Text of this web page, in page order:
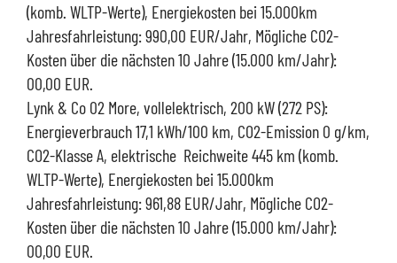
(komb. WLTP-Werte), Energiekosten bei 15.000km
Jahresfahrleistung: 990,00 EUR/Jahr, Mögliche CO2-
Kosten über die nächsten 10 Jahre (15.000 km/Jahr):
00,00 EUR.
Lynk & Co 02 More, vollelektrisch, 200 kW (272 PS):
Energieverbrauch 17,1 kWh/100 km, CO2-Emission 0 g/km,
CO2-Klasse A, elektrische Reichweite 445 km (komb.
WLTP-Werte), Energiekosten bei 15.000km
Jahresfahrleistung: 961,88 EUR/Jahr, Mögliche CO2-
Kosten über die nächsten 10 Jahre (15.000 km/Jahr):
00,00 EUR.